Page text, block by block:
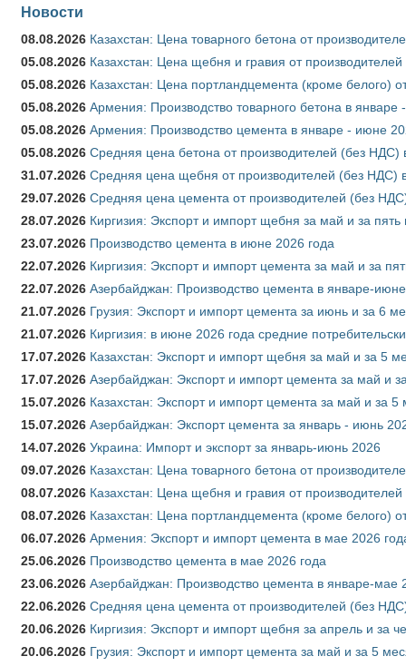
Новости
08.08.2026 Казахстан: Цена товарного бетона от
05.08.2026 Казахстан: Цена щебня и гравия от
05.08.2026 Казахстан: Цена портландцемента (кроме белого)
05.08.2026 Армения: Производство товарного бетона в январе
05.08.2026 Армения: Производство цемента в январе - июне
05.08.2026 Средняя цена бетона от производителей (без НДС)
31.07.2026 Средняя цена щебня от производителей (без НДС)
29.07.2026 Средняя цена цемента от производителей (без
28.07.2026 Киргизия: Экспорт и импорт щебня за май и за
23.07.2026 Производство цемента в июне 2026 года
22.07.2026 Киргизия: Экспорт и импорт цемента за май и за
22.07.2026 Азербайджан: Производство цемента в январе-
21.07.2026 Грузия: Экспорт и импорт цемента за июнь и за 6
21.07.2026 Киргизия: в июне 2026 года средние
17.07.2026 Казахстан: Экспорт и импорт щебня за май и за 5
17.07.2026 Азербайджан: Экспорт и импорт цемента за май и
15.07.2026 Казахстан: Экспорт и импорт цемента за май и за
15.07.2026 Азербайджан: Экспорт цемента за январь - июнь
14.07.2026 Украина: Импорт и экспорт за январь-июнь 2026
09.07.2026 Казахстан: Цена товарного бетона от
08.07.2026 Казахстан: Цена щебня и гравия от
08.07.2026 Казахстан: Цена портландцемента (кроме белого)
06.07.2026 Армения: Экспорт и импорт цемента в мае 2026
25.06.2026 Производство цемента в мае 2026 года
23.06.2026 Азербайджан: Производство цемента в январе-мае
22.06.2026 Средняя цена цемента от производителей (без
20.06.2026 Киргизия: Экспорт и импорт щебня за апрель и за
20.06.2026 Грузия: Экспорт и импорт цемента за май и за 5